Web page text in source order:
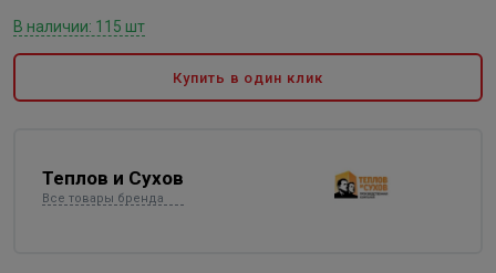
В наличии: 115 шт
Купить в один клик
Теплов и Сухов
Все товары бренда